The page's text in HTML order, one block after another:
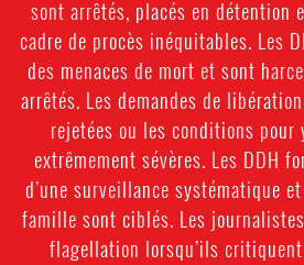
sont arrêtés, placés en détention
cadre de procès inéquitables. Les
des menaces de mort et sont
arrêtés. Les demandes de
rejetées ou les conditions pour
extrêmement sévères. Les DDH
d’une surveillance systématique
famille sont ciblés. Les
flagellation lorsqu’ils